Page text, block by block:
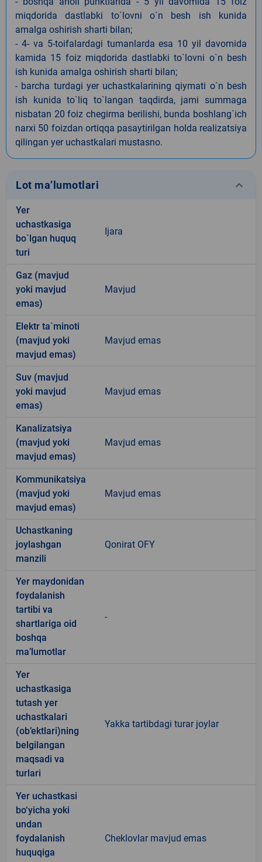
miqdorida dastlabki to`lovni o`n besh ish kunida
amalga oshirish sharti bilan;
- 4- va 5-toifalardagi tumanlarda esa 10 yil davomida
kamida 15 foiz miqdorida dastlabki to`lovni o`n besh
ish kunida amalga oshirish sharti bilan;
- barcha turdagi yer uchastkalarining qiymati o`n besh
ish kunida to`liq to`langan taqdirda, jami summaga
nisbatan 20 foiz chegirma berilishi, bunda boshlang`ich
narxi 50 foizdan ortiqqa pasaytirilgan holda realizatsiya
qilingan yer uchastkalari mustasno.
Lot ma’lumotlari keyboard_arrow_down
Yer
uchastkasiga
bo`lgan huquq
turi
Ijara
Gaz (mavjud
yoki mavjud
emas)
Mavjud
Elektr ta`minoti
(mavjud yoki
mavjud emas)
Mavjud emas
Suv (mavjud
yoki mavjud
emas)
Mavjud emas
Kanalizatsiya
(mavjud yoki
mavjud emas)
Mavjud emas
Kommunikatsiya
(mavjud yoki
mavjud emas)
Mavjud emas
Uchastkaning
joylashgan
manzili
Qonirat OFY
Yer maydonidan
foydalanish
tartibi va
shartlariga oid
boshqa
ma’lumotlar
-
Yer
uchastkasiga
tutash yer
uchastkalari
(ob’ektlari)ning
belgilangan
maqsadi va
turlari
Yakka tartibdagi turar joylar
Yer uchastkasi
bo‘yicha yoki
undan
foydalanish
huquqiga
Cheklovlar mavjud emas